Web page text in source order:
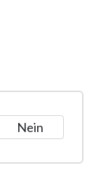
Nein